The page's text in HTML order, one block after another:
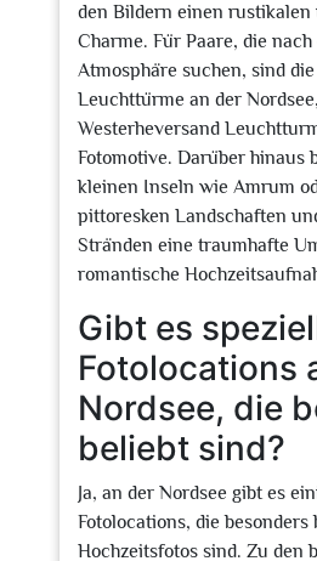
den Bildern einen rustikalen
Charme. Für Paare, die
Atmosphäre suchen, sind
Leuchttürme an der
Westerheversand
Fotomotive. Darüber hinaus
kleinen Inseln wie Amrum
pittoresken Landschaften
Stränden eine traumhafte
romantische
Gibt es
Fotolocations
Nordsee, die
beliebt sind?
Ja, an der Nordsee gibt es
Fotolocations, die
Hochzeitsfotos sind. Zu den